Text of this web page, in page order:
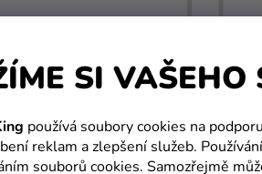
SI VAŠEHO
používá soubory cookies na
reklam a zlepšení služeb.
souborů cookies. Samozřejmě
Můžete se ale podívat na